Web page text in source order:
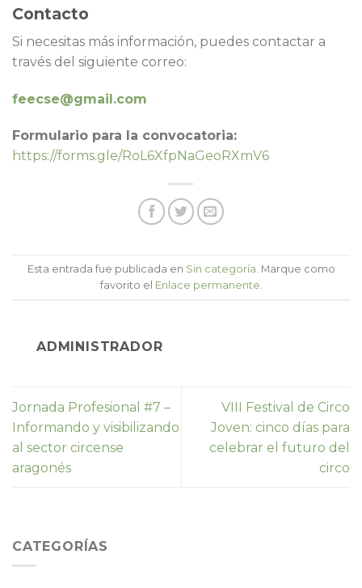
Contacto
Si necesitas más información, puedes contactar a
través del siguiente correo:
feecse@gmail.com
Formulario para la convocatoria:
https://forms.gle/RoL6XfpNaGeoRXmV6
Esta entrada fue publicada en Sin categoría . Marque como
favorito el Enlace permanente
ADMINISTRADOR
Jornada Profesional #7 –
Informando y visibilizando
al sector circense
aragonés
VIII Festival de Circo
Joven: cinco días para
celebrar el futuro del
circo
CATEGORÍAS